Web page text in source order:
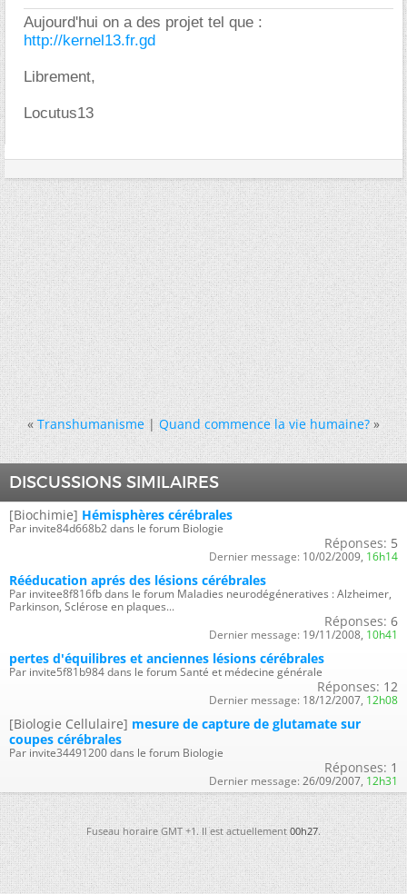
Aujourd'hui on a des projet tel que :
http://kernel13.fr.gd
Librement,
Locutus13
« Transhumanisme|Quand commence la vie humaine? »
DISCUSSIONS SIMILAIRES
[Biochimie] Hémisphères cérébrales
Par invite84d668b2 dans le forum Biologie
Réponses: 5
Dernier message: 10/02/2009, 16h14
Rééducation aprés des lésions cérébrales
Par invitee8f816fb dans le forum Maladies neurodégéneratives : Alzheimer,
Parkinson, Sclérose en plaques...
Réponses: 6
Dernier message: 19/11/2008, 10h41
pertes d'équilibres et anciennes lésions cérébrales
Par invite5f81b984 dans le forum Santé et médecine générale
Réponses: 12
Dernier message: 18/12/2007, 12h08
[Biologie Cellulaire] mesure de capture de glutamate sur
coupes cérébrales
Par invite34491200 dans le forum Biologie
Réponses: 1
Dernier message: 26/09/2007, 12h31
Fuseau horaire GMT +1. Il est actuellement00h27.